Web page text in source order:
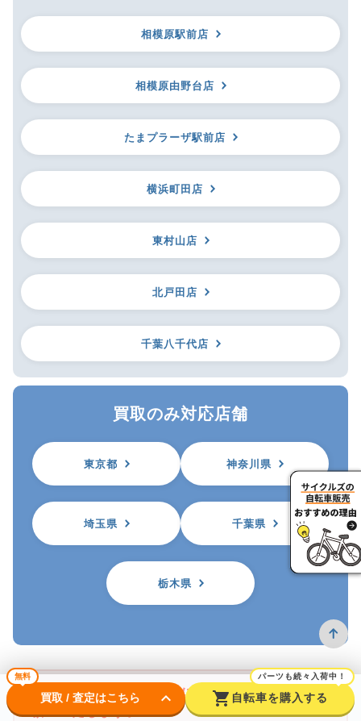
相模原駅前店
相模原由野台店
たまプラーザ駅前店
横浜町田店
東村山店
北戸田店
千葉八千代店
買取のみ対応店舗
東京都 神奈川県
埼玉県 千葉県
栃木県
※自転車を買取に出す前に防犯登録の抹消をお
願いいたします。
無料
買取 / 査定はこちら keyboard_arrow_down shopping_cart
パーツも続々入荷中！
自転車を購入する